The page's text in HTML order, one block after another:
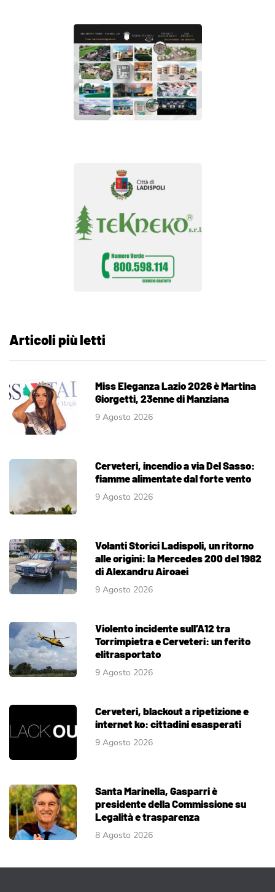
Articoli più letti
Miss Eleganza Lazio 2026 è Martina
Giorgetti, 23enne di Manziana
9 Agosto 2026
Cerveteri, incendio a via Del Sasso:
fiamme alimentate dal forte vento
9 Agosto 2026
Volanti Storici Ladispoli, un ritorno
alle origini: la Mercedes 200 del 1982
di Alexandru Airoaei
9 Agosto 2026
Violento incidente sull’A12 tra
Torrimpietra e Cerveteri: un ferito
elitrasportato
9 Agosto 2026
Cerveteri, blackout a ripetizione e
internet ko: cittadini esasperati
9 Agosto 2026
Santa Marinella, Gasparri è
presidente della Commissione su
Legalità e trasparenza
8 Agosto 2026